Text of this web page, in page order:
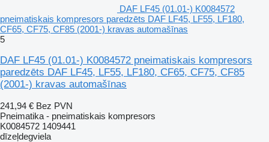
DAF LF45 (01.01-) K0084572
pneimatiskais kompresors paredzēts DAF LF45, LF55, LF180,
CF65, CF75, CF85 (2001-) kravas automašīnas
5
DAF LF45 (01.01-) K0084572 pneimatiskais kompresors
paredzēts DAF LF45, LF55, LF180, CF65, CF75, CF85
(2001-) kravas automašīnas
241,94 € Bez PVN
Pneimatika - pneimatiskais kompresors
K0084572 1409441
dīzeļdegviela